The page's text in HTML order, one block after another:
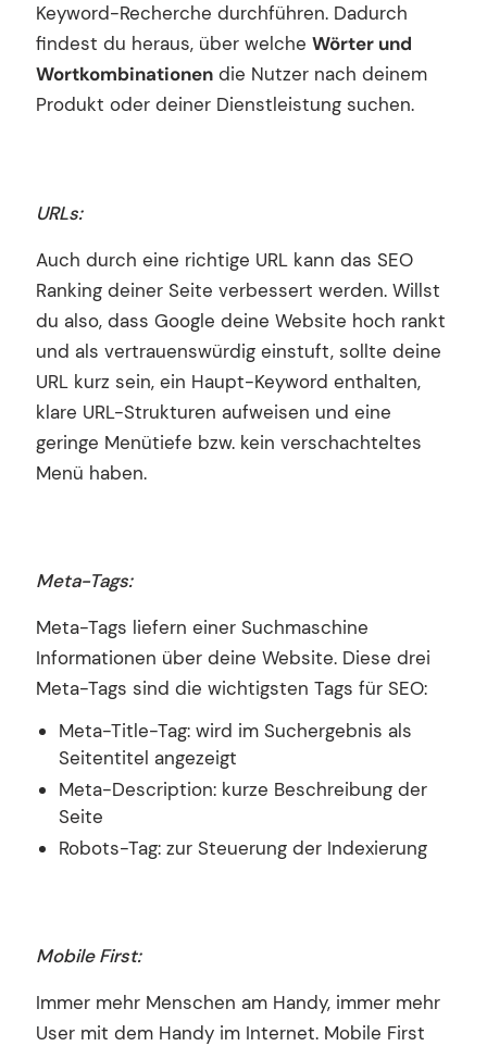
Keyword-Recherche durchführen. Dadurch
findest du heraus, über welche Wörter und
Wortkombinationen die Nutzer nach deinem
Produkt oder deiner Dienstleistung suchen.
URLs:
Auch durch eine richtige URL kann das SEO
Ranking deiner Seite verbessert werden. Willst
du also, dass Google deine Website hoch rankt
und als vertrauenswürdig einstuft, sollte deine
URL kurz sein, ein Haupt-Keyword enthalten,
klare URL-Strukturen aufweisen und eine
geringe Menütiefe bzw. kein verschachteltes
Menü haben.
Meta-Tags:
Meta-Tags liefern einer Suchmaschine
Informationen über deine Website. Diese drei
Meta-Tags sind die wichtigsten Tags für SEO:
Meta-Title-Tag: wird im Suchergebnis als
Seitentitel angezeigt
Meta-Description: kurze Beschreibung der
Seite
Robots-Tag: zur Steuerung der Indexierung
Mobile First:
Immer mehr Menschen am Handy, immer mehr
User mit dem Handy im Internet. Mobile First